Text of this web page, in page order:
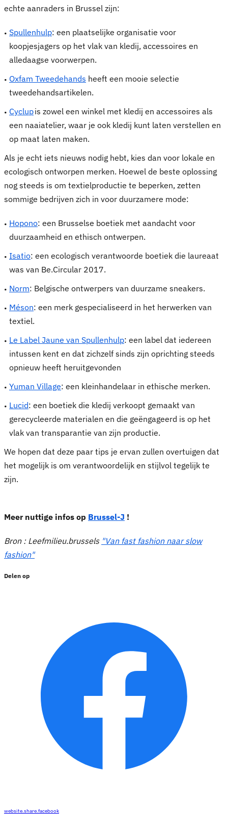
echte aanraders in Brussel zijn:
Spullenhulp: een plaatselijke organisatie voor
koopjesjagers op het vlak van kledij, accessoires en
alledaagse voorwerpen.
Oxfam Tweedehands heeft een mooie selectie
tweedehandsartikelen.
Cyclupis zowel een winkel met kledij en accessoires als
een naaiatelier, waar je ook kledij kunt laten verstellen en
op maat laten maken.
Als je echt iets nieuws nodig hebt, kies dan voor lokale en
ecologisch ontworpen merken. Hoewel de beste oplossing
nog steeds is om textielproductie te beperken, zetten
sommige bedrijven zich in voor duurzamere mode:
Hopono: een Brusselse boetiek met aandacht voor
duurzaamheid en ethisch ontwerpen.
Isatio: een ecologisch verantwoorde boetiek die laureaat
was van Be.Circular 2017.
Norm: Belgische ontwerpers van duurzame sneakers.
Méson: een merk gespecialiseerd in het herwerken van
textiel.
Le Label Jaune van Spullenhulp: een label dat iedereen
intussen kent en dat zichzelf sinds zijn oprichting steeds
opnieuw heeft heruitgevonden
Yuman Village: een kleinhandelaar in ethische merken.
Lucid: een boetiek die kledij verkoopt gemaakt van
gerecycleerde materialen en die geëngageerd is op het
vlak van transparantie van zijn productie.
We hopen dat deze paar tips je ervan zullen overtuigen dat
het mogelijk is om verantwoordelijk en stijlvol tegelijk te
zijn.
Meer nuttige infos op Brussel-J !
Bron : Leefmilieu.brussels "Van fast fashion naar slow
fashion"
Delen op
website.share.facebook